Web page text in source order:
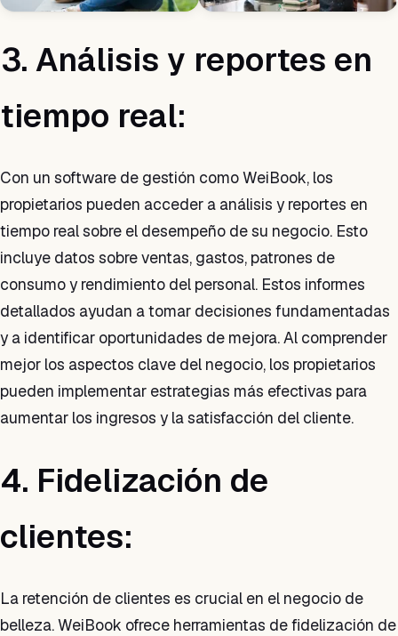
3. Análisis y reportes en
tiempo real:
Con un software de gestión como WeiBook, los
propietarios pueden acceder a análisis y reportes en
tiempo real sobre el desempeño de su negocio. Esto
incluye datos sobre ventas, gastos, patrones de
consumo y rendimiento del personal. Estos informes
detallados ayudan a tomar decisiones fundamentadas
y a identificar oportunidades de mejora. Al comprender
mejor los aspectos clave del negocio, los propietarios
pueden implementar estrategias más efectivas para
aumentar los ingresos y la satisfacción del cliente.
4. Fidelización de
clientes:
La retención de clientes es crucial en el negocio de
belleza. WeiBook ofrece herramientas de fidelización de